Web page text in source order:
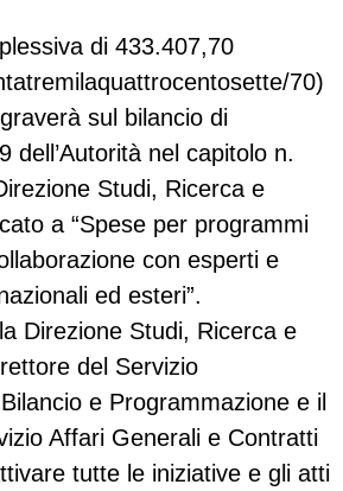
di 433.407,70
70)
sul bilancio di
dell’Autorità nel capitolo n.
Studi, Ricerca e
a “Spese per programmi
con esperti e
ed esteri”.
Direzione Studi, Ricerca e
del Servizio
e Programmazione e il
Affari Generali e Contratti
tutte le iniziative e gli atti